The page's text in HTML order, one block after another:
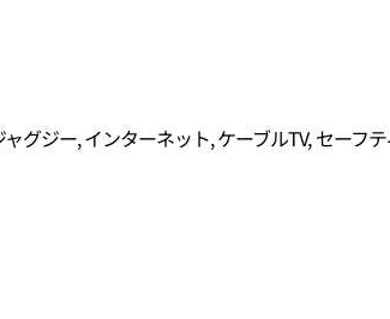
グジー, インターネット, ケーブルTV, セーフ